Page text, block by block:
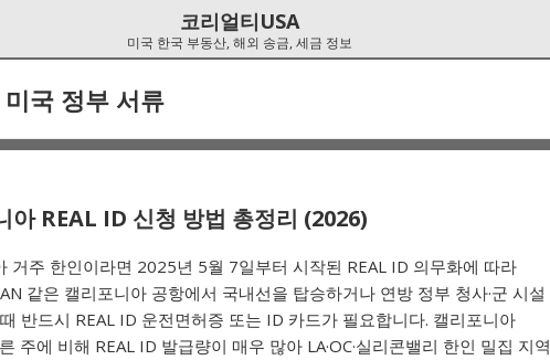
코리얼티USA
미국 한국 부동산, 해외 송금, 세금 정보
미국 정부 서류
아 REAL ID 신청 방법 총정리 (2026)
거주 한인이라면 2025년 5월 7일부터 시작된 REAL ID 의무화에 따라
같은 캘리포니아 공항에서 국내선을 탑승하거나 연방 정부 청사·군 시설
반드시 REAL ID 운전면허증 또는 ID 카드가 필요합니다. 캘리포니아
주에 비해 REAL ID 발급량이 매우 많아 LA·OC·실리콘밸리 한인 밀집 지역